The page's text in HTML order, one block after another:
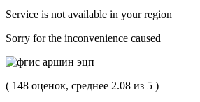
Service is not available in your region
Sorry for the inconvenience caused
( 148 оценок, среднее 2.08 из 5 )